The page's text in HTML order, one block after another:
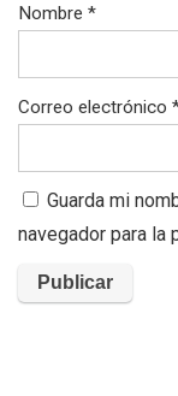
Nombre *
Correo electrónico
Guarda mi
navegador para la